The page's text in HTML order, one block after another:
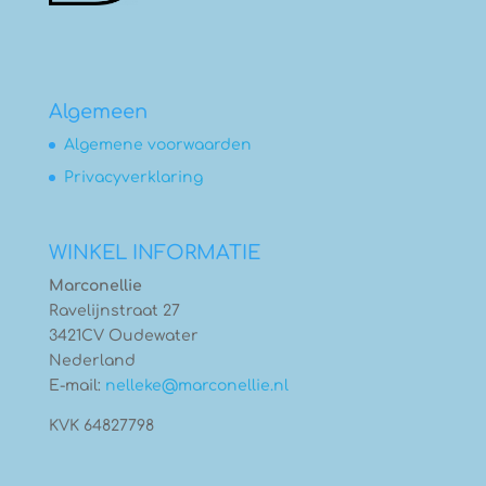
Algemeen
Algemene voorwaarden
Privacyverklaring
WINKEL INFORMATIE
Marconellie
Ravelijnstraat 27
3421CV Oudewater
Nederland
E-mail: nelleke@marconellie.nl
KVK 64827798